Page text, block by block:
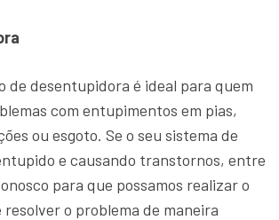
de desentupidora é ideal para quem
com entupimentos em pias,
ou esgoto. Se o seu sistema de
e causando transtornos, entre
para que possamos realizar o
o problema de maneira